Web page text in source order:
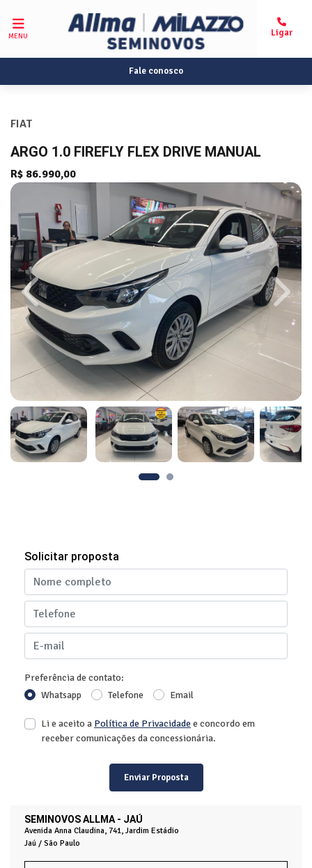
MENU
Fale conosco
FIAT
ARGO 1.0 FIREFLY FLEX DRIVE MANUAL
R$ 86.990,00
Previous Next
SEMINOVOS ALLMA - JAÚ
Avenida Anna Claudina, 741, Jardim Estádio
Jaú / São Paulo
Solicitar proposta
Preferência de contato:
Whatsapp
Telefone Email
Li e aceito a Política de Privacidadee concordo em
receber comunicações da concessionária.
Enviar Proposta